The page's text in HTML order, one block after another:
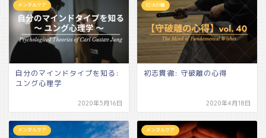
メンタルケア
自分のマインドタイプを知る:
ユング心理学
2020年5月16日
灯火の輪
初志貫徹: 守破離の心得
2020年4月18日
メンタルケア メンタルケア